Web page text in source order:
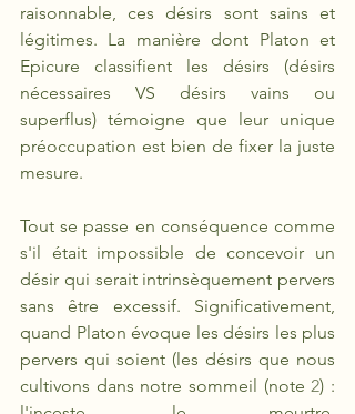
raisonnable, ces désirs sont sains et
légitimes. La manière dont Platon et
Epicure classifient les désirs (désirs
nécessaires VS désirs vains ou
superflus) témoigne que leur unique
préoccupation est bien de fixer la juste
mesure.
Tout se passe en conséquence comme
s'il était impossible de concevoir un
désir qui serait intrinsèquement pervers
sans être excessif. Significativement,
quand Platon évoque les désirs les plus
pervers qui soient (les désirs que nous
cultivons dans notre sommeil (note 2) :